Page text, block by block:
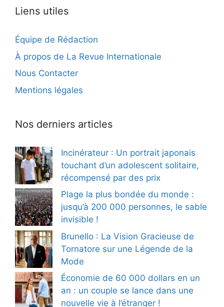
Liens utiles
Équipe de Rédaction
À propos de La Revue Internationale
Nous Contacter
Mentions légales
Nos derniers articles
Incinérateur : Un portrait japonais
touchant d’un adolescent solitaire,
récompensé par des prix
Plage la plus bondée du monde :
jusqu’à 200 000 personnes, le sable
invisible !
Brunello : La Vision Gracieuse de
Tornatore sur une Légende de la
Mode
Économie de 60 000 dollars en un
an : un couple se lance dans une
nouvelle vie à l’étranger !